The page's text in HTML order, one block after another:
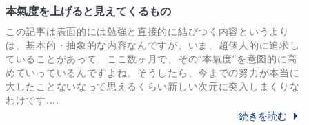
2010年〜 家庭教師のトライ
2013年〜 市進学院個太郎塾
2020年〜 家庭教師のトライ 社会人オンライン講師
2023年〜 講師業と並行して、在日アメリカ人のご家
庭で英語保育（10歳の男の子）
本氣度を上げると見えてくるもの
この記事は表面的には勉強と直接的に結びつく内容というより
は、基本的・抽象的な内容なんですが、いま、超個人的に追求し
ていることがあって、ここ数ヶ月で、その“本氣度”を意図的に高
めていっているんですよね。そうしたら、今までの努力が本当に
大したことないなって思えるくらい新しい次元に突入しまくりな
わけです....
続きを読む